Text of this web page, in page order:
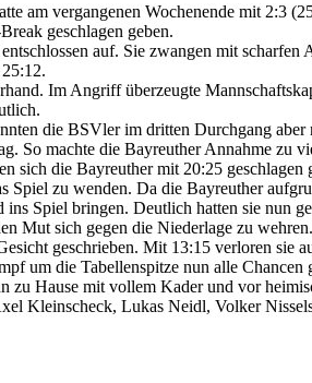
am vergangenen Wochenende mit 2:3
geschlagen geben.
auf. Sie zwangen mit
Im Angriff überzeugte
die BSVler im dritten Durchgang
So machte die Bayreuther Annahme
sich die Bayreuther mit 20:25 geschlagen
Spiel zu wenden. Da die Bayreuther
Spiel bringen. Deutlich hatten sie nun
Mut sich gegen die Niederlage zu
geschrieben. Mit 13:15 verloren sie
um die Tabellenspitze nun alle
zu Hause mit vollem Kader und vor
Kleinscheck, Lukas Neidl, Volker